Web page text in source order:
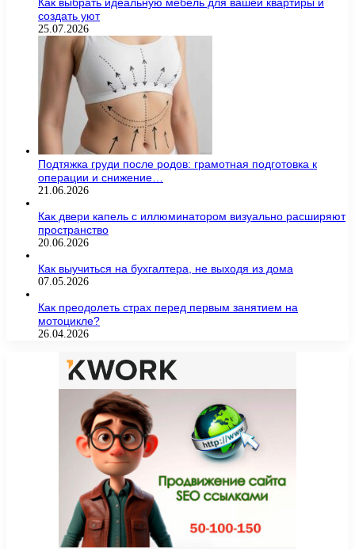
Как выбрать идеальную мебель для вашей квартиры и
создать уют
25.07.2026
Подтяжка груди после родов: грамотная подготовка к
операции и снижение…
21.06.2026
Как двери капель с иллюминатором визуально расширяют
пространство
20.06.2026
Как выучиться на бухгалтера, не выходя из дома
07.05.2026
Как преодолеть страх перед первым занятием на
мотоцикле?
26.04.2026